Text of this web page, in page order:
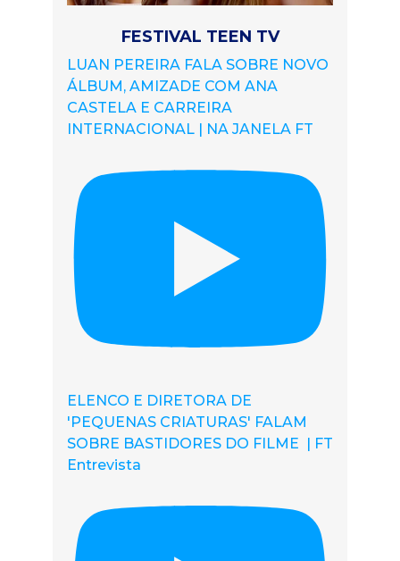
FESTIVAL TEEN TV
LUAN PEREIRA FALA SOBRE NOVO
ÁLBUM, AMIZADE COM ANA
CASTELA E CARREIRA
INTERNACIONAL | NA JANELA FT
ELENCO E DIRETORA DE
'PEQUENAS CRIATURAS' FALAM
SOBRE BASTIDORES DO FILME | FT
Entrevista